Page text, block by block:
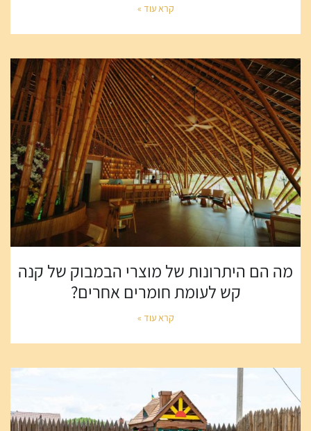
קרא עוד »
מה הם היתרונות של מוצרי הבמבוק של קנה
קש לעומת חומרים אחרים?
קרא עוד »